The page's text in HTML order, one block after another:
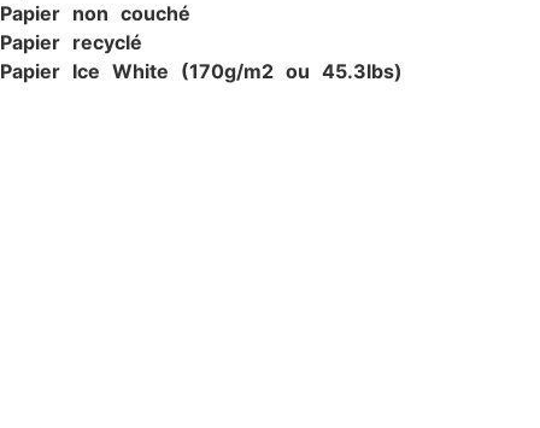
Papier non couché
Papier recyclé
Papier Ice White (170g/m2 ou 45.3lbs)